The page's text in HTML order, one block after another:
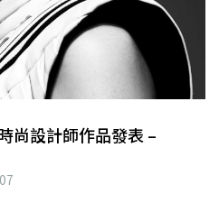
尚設計師作品發表 –